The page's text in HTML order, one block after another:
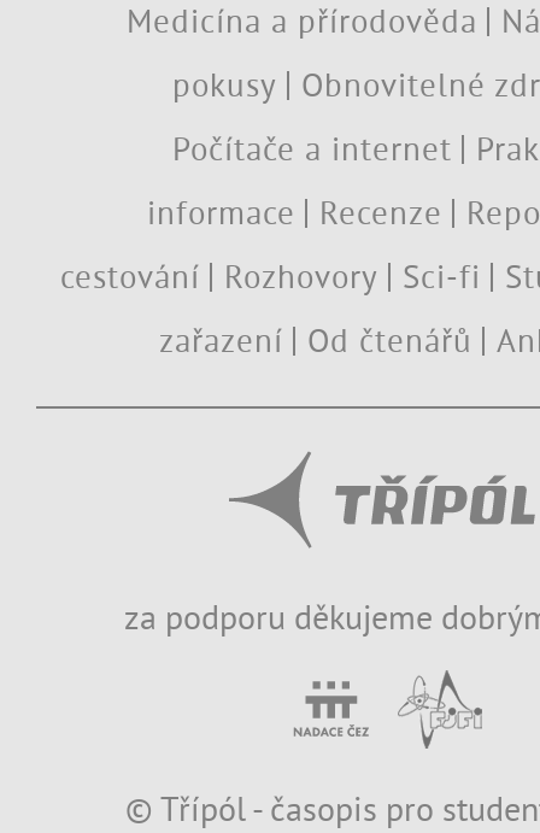
Medicína a přírodověda
pokusy
Obnovitelné
Počítače a internet
informace
Recenze
cestování
Rozhovory Sci-fi
zařazení
Od čtenářů
za podporu děkujeme
© Třípól - časopis pro